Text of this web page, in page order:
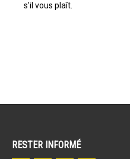
s'il vous plaît.
RESTER INFORMÉ